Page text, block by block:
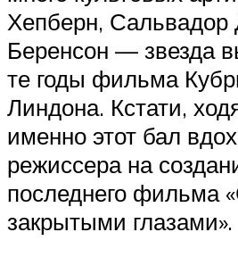
Хепберн,
Беренсон — звезда
те годы фильма
Линдона. Кстати,
именно этот бал
режиссера на
последнего фильма
закрытыми глазами».